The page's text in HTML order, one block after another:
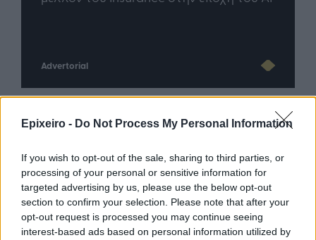
Epixeiro - Do Not Process My Personal Information
If you wish to opt-out of the sale, sharing to third parties, or
processing of your personal or sensitive information for
targeted advertising by us, please use the below opt-out
section to confirm your selection. Please note that after your
opt-out request is processed you may continue seeing
interest-based ads based on personal information utilized by
Advertorial
Servicers: Σταματούν τις οχλήσεις
προς τους δανειολήπτες
πυρόπληκτους - Θα λάβουν μέτρα
ανακούφισης